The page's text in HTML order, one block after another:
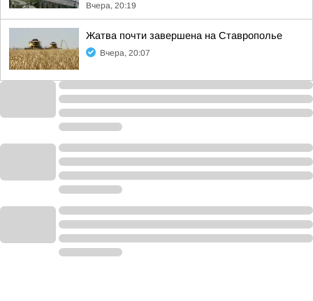
Вчера, 20:19
Жатва почти завершена на Ставрополье
Вчера, 20:07